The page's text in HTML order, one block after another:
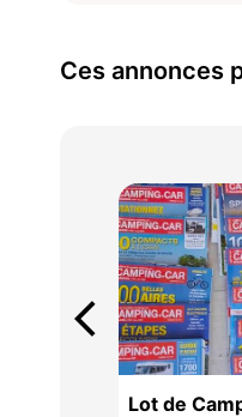
Ces annonces
Lot de
arrow_back_ios